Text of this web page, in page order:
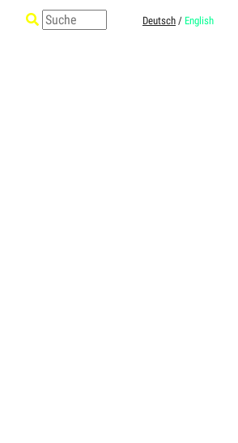
Deutsch / English